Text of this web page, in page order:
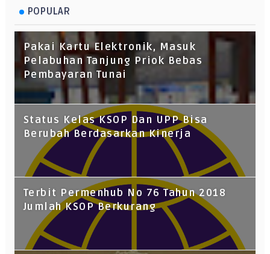
POPULAR
Pakai Kartu Elektronik, Masuk
Pelabuhan Tanjung Priok Bebas
Pembayaran Tunai
Status Kelas KSOP Dan UPP Bisa
Berubah Berdasarkan Kinerja
Terbit Permenhub No 76 Tahun 2018
Jumlah KSOP Berkurang